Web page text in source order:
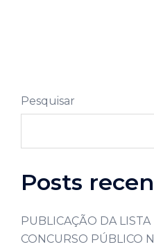
Pesquisar
Posts
PUBLICAÇÃO DA LISTA
CONCURSO PÚBLICO